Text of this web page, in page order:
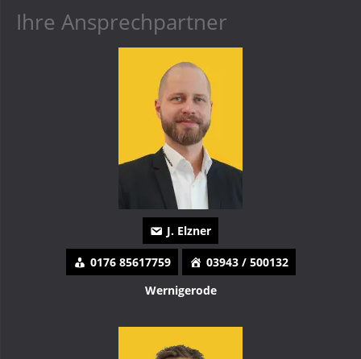
Ihre Ansprechpartner
J. Elzner
0176 85617759 03943 / 500132
Wernigerode